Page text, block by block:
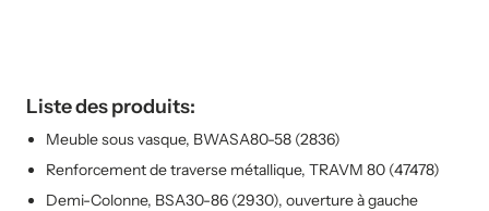
Liste des produits:
Meuble sous vasque, BWASA80-58 (2836)
Renforcement de traverse métallique, TRAVM 80 (47478)
Demi-Colonne, BSA30-86 (2930), ouverture à gauche